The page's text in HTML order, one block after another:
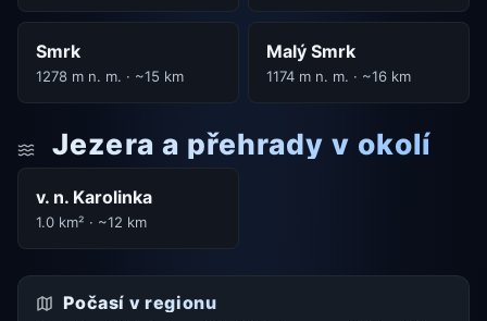
Smrk
1278 m n. m. · ~15 km
Malý Smrk
1174 m n. m. · ~16 km
Jezera a přehrady v okolí
v. n. Karolinka
1.0 km² · ~12 km
Počasí v regionu